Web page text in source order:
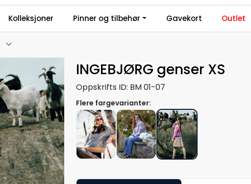
Kolleksjoner Pinner og tilbehør Gavekort Outlet
INGEBJØRG genser XS
Oppskrifts ID: BM 01-07
Flere fargevarianter: